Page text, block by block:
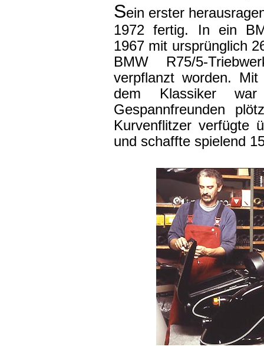
Sein erster
1972 fertig. In ein
1967 mit ursprünglich
BMW R75/5-
verpflanzt worden.
dem Klassiker
Gespannfreunden
Kurvenflitzer verfügte
und schaffte spielend